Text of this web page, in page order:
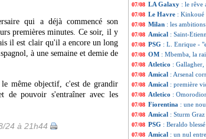
qui a déjà commencé son
premières minutes. Ce soir, il y
il est clair qu'il a encore un long
à une semaine et demie de
même objectif, c'est de grandir
de pouvoir s'entraîner avec les
24 à 21h44
07/08 LA Galaxy : le rêve
07/08 Le Havre : Kinkoué
07/08 Milan : les
07/08 Amical : Saint-
07/08 PSG : L. Enrique -
07/08 OM : Mbemba, la
07/08 Atletico :
07/08 Amical : Arsenal
07/08 Amical : première
07/08 Atletico :
07/08 Fiorentina : une
07/08 Amical : Sturm
07/08 PSG : Beraldo
07/08 Amical : un nul